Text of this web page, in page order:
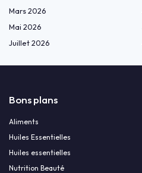
Mars 2026
Mai 2026
Juillet 2026
Bons plans
Aliments
Huiles Essentielles
Huiles essentielles
Nutrition Beauté